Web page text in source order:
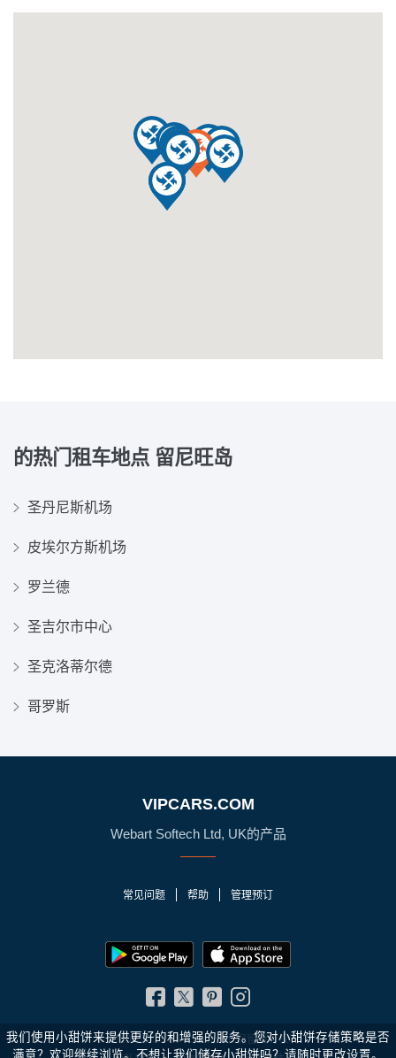
的热门租车地点 留尼旺岛
圣丹尼斯机场
皮埃尔方斯机场
罗兰德
圣吉尔市中心
圣克洛蒂尔德
哥罗斯
VIPCARS.COM
Webart Softech Ltd, UK的产品
常见问题 帮助 管理预订
© 2010 - 2026 VIPCars.com. 保留所有权利
我们使用小甜饼来提供更好的和增强的服务。您对小甜饼存储策略是否
满意？ 欢迎继续浏览。不想让我们储存小甜饼吗？请随时更改设置。